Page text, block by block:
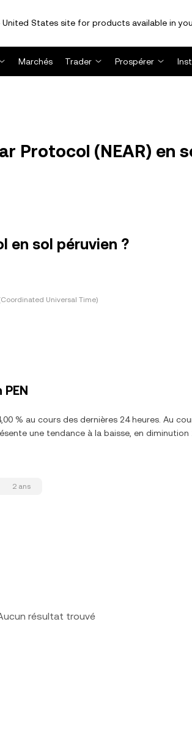
States site for products available in
Marchés Trader Prospérer
Protocol (NEAR) en
en sol péruvien ?
Universal Time)
% au cours des dernières 24 heures. Au
une tendance à la baisse, en
2 ans
résultat trouvé